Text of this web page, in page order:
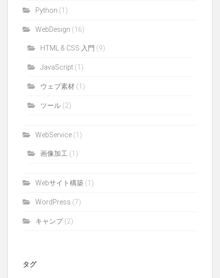
Python (1)
WebDesign (16)
HTML & CSS 入門 (9)
JavaScript (1)
ウェブ素材 (1)
ツール (2)
WebService (1)
画像加工 (1)
Webサイト構築 (1)
WordPress (7)
キャンプ(2)
タグ